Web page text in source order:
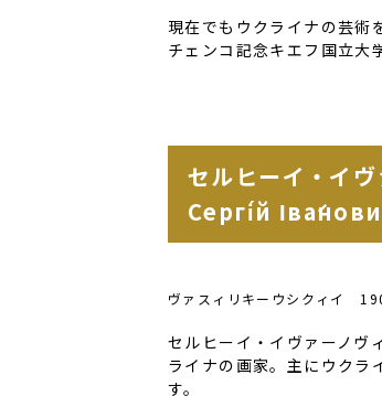
現在でもウクライナの芸術
チェンコ記念キエフ国立大
セルヒーイ・イ
Сергі́й
ヴァスィリキーウシクィイ
セルヒーイ・イヴァーノヴ
ライナの画家。主にウクラ
す。